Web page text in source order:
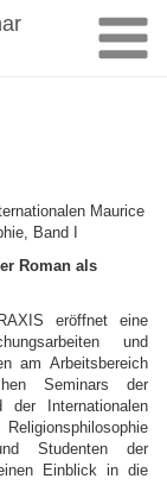
Maurice
Band I
Roman als
eröffnet eine
und
am Arbeitsbereich
Seminars der
der Internationalen
Studenten der
Einblick in die